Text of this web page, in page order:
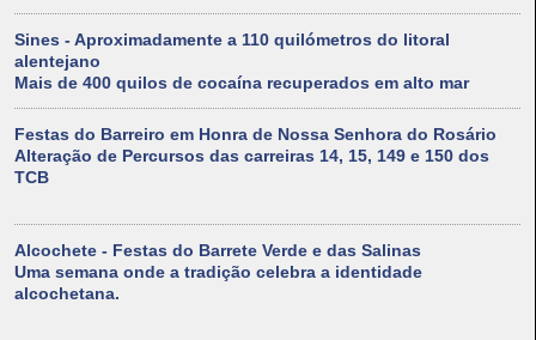
Sines - Aproximadamente a 110 quilómetros do litoral
alentejano
Mais de 400 quilos de cocaína recuperados em alto mar
Festas do Barreiro em Honra de Nossa Senhora do Rosário
Alteração de Percursos das carreiras 14, 15, 149 e 150 dos
TCB
Alcochete - Festas do Barrete Verde e das Salinas
Uma semana onde a tradição celebra a identidade
alcochetana.